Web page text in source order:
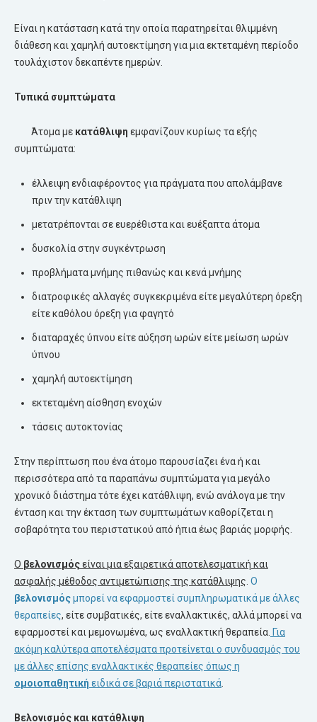
Είναι η κατάσταση κατά την οποία παρατηρείται θλιμμένη
διάθεση και χαμηλή αυτοεκτίμηση για μια εκτεταμένη περίοδο
τουλάχιστον δεκαπέντε ημερών.
Τυπικά συμπτώματα
Άτομα με κατάθλιψη εμφανίζουν κυρίως τα εξής
συμπτώματα:
έλλειψη ενδιαφέροντος για πράγματα που απολάμβανε
πριν την κατάθλιψη
μετατρέπονται σε ευερέθιστα και ευέξαπτα άτομα
δυσκολία στην συγκέντρωση
προβλήματα μνήμης πιθανώς και κενά μνήμης
διατροφικές αλλαγές συγκεκριμένα είτε μεγαλύτερη όρεξη
είτε καθόλου όρεξη για φαγητό
διαταραχές ύπνου είτε αύξηση ωρών είτε μείωση ωρών
ύπνου
χαμηλή αυτοεκτίμηση
εκτεταμένη αίσθηση ενοχών
τάσεις αυτοκτονίας
Στην περίπτωση που ένα άτομο παρουσίαζει ένα ή και
περισσότερα από τα παραπάνω συμπτώματα για μεγάλο
χρονικό διάστημα τότε έχει κατάθλιψη, ενώ ανάλογα με την
ένταση και την έκταση των συμπτωμάτων καθορίζεται η
σοβαρότητα του περιστατικού από ήπια έως βαριάς μορφής.
Ο βελονισμόςείναι μια εξαιρετικά αποτελεσματική και
ασφαλής μέθοδος αντιμετώπισης της κατάθλιψης Ο
βελονισμόςμπορεί να εφαρμοστεί συμπληρωματικά με άλλες
θεραπείες, είτε συμβατικές, είτε εναλλακτικές, αλλά μπορεί να
εφαρμοστεί και μεμονωμένα, ως εναλλακτική θεραπεία. Για
ακόμη καλύτερα αποτελέσματα προτείνεται ο συνδυασμός του
με άλλες επίσης εναλλακτικές θεραπείες όπως η
ομοιοπαθητική ειδικά σε βαριά περιστατικά
Βελονισμός και κατάθλιψη